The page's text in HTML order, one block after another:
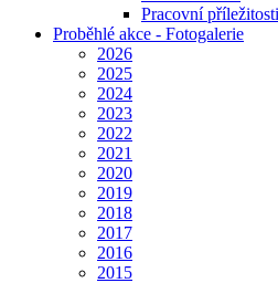
Pracovní příležitosti
Proběhlé akce - Fotogalerie
2026
2025
2024
2023
2022
2021
2020
2019
2018
2017
2016
2015